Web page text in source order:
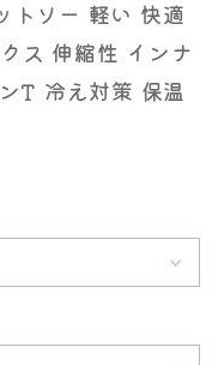
トソー 軽い 快適
ス 伸縮性 インナ
T 冷え対策 保温